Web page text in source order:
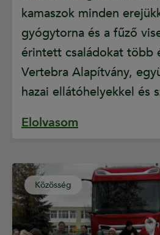
kamaszok minden
gyógytorna és a fűző
érintett családokat több
Vertebra Alapítvány,
hazai ellátóhelyekkel és
Elolvasom
Közösség